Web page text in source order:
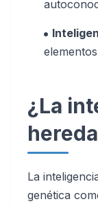
¿La
La
genética